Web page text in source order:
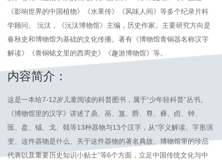
《影响世界的中国植物》《水果传》《风味人间》等多个纪录片科
学顾问。 沅汰，《沅汰博物馆》主编，历史作家。主要研究方向是
春秋史和博物馆为基础的文化传播。著有《博物馆青铜器名称汉字
解读》《青铜铭文里的西周史》《趣游博物馆》等。
内容简介：
这是一本给7-12岁儿童阅读的科普图书，属于“少年轻科普”丛书。
《博物馆里的汉字》讲述了鼎、鬲、簋、爵、尊、彝、卣、钟、
匜、盘、钺、戈、戟等13种器物与13个汉字，从“字义解读、字形演
变、这件器物是什么、关于这件器物的著名典故、博物馆里的珍品
代表以及重要历史知识小贴士”等6个方面，立足中国传统文化与中